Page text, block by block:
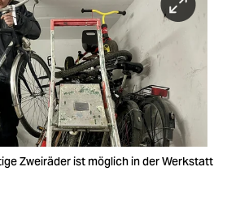
Zweiräder ist möglich in der Werkstatt